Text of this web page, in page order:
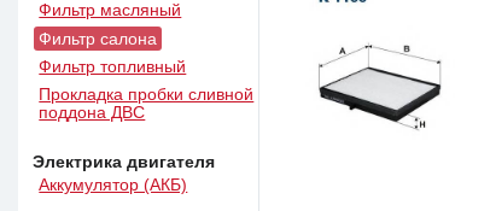
Фильтр масляный
Фильтр салона
Фильтр топливный
Прокладка пробки сливной
поддона ДВС
Электрика двигателя
Аккумулятор (АКБ)